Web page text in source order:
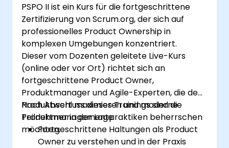
Flussdiagramme zu verwenden
(Cumulative Flow Diagram, Lead Time
Histogram, Work Aging Chart).
Statistische Prognosemethoden wie
Monte-Carlo-Simulationen und Service
Level Agreements einzusetzen.
Ein Kanban-System methodisch zu
entwickeln (STATIK).
Das Gesetz von Little zu verstehen,
welches die Natur des Wertsflusses
beschreibt.
PSPO II ist ein Kurs für die fortgeschrittene
Zertifizierung von Scrum.org, der sich auf
professionelles Product Ownership in
komplexen Umgebungen konzentriert.
Dieser vom Dozenten geleitete Live-Kurs
(online oder vor Ort) richtet sich an
fortgeschrittene Product Owner,
Produktmanager und Agile-Experten, die den
Produktwert maximieren und moderne
Produktmanagementpraktiken beherrschen
möchten.
Nach Abschluss dieses Trainings sind die
Teilnehmer in der Lage:
Fortgeschrittene Haltungen als Product
Owner zu verstehen und in der Praxis